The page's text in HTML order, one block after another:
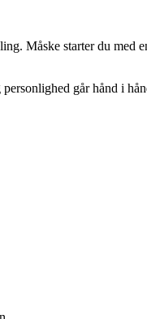
Måske starter du
går hånd i